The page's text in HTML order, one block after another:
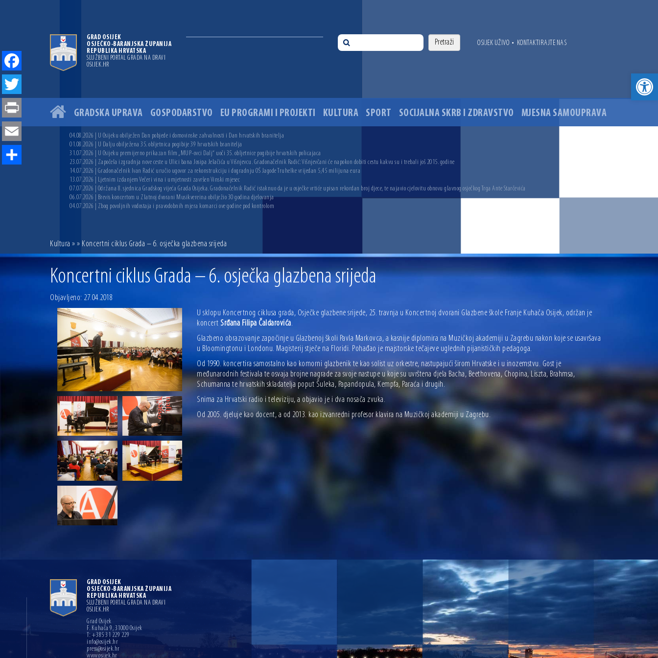
GRAD OSIJEK
OSJEČKO-BARANJSKA ŽUPANIJA
REPUBLIKA HRVATSKA
SLUŽBENI PORTAL GRADA NA DRAVI
OSIJEK.HR
OSIJEK UŽIVO • KONTAKTIRAJTE NAS
GRADSKA UPRAVA GOSPODARSTVO EU PROGRAMI I PROJEKTI KULTURA SPORT SOCIJALNA SKRB I ZDRAVSTVO MJESNA SAMOUPRAVA
04.08.2026 | U Osijeku obilježen Dan pobjede i domovinske zahvalnosti i Dan hrvatskih branitelja
01.08.2026 | U Dalju obilježena 35. obljetnica pogibije 39 hrvatskih branitelja
31.07.2026 | U Osijeku premijerno prikazan film „MUP-ovci Dalj“ uoči 35. obljetnice pogibije hrvatskih policajaca
23.07.2026 | Započela izgradnja nove ceste u Ulici bana Josipa Jelačića u Višnjevcu. Gradonačelnik Radić: Višnjevčani će napokon dobiti cestu kakvu su i trebali još 2015. godine
14.07.2026 | Gradonačelnik Ivan Radić uručio ugovor za rekonstrukciju i dogradnju OŠ Jagode Truhelke vrijedan 5,45 milijuna eura
13.07.2026 | Ljetnim izdanjem Večeri vina i umjetnosti završen Vinski mjesec
07.07.2026 | Održana 8. sjednica Gradskog vijeća Grada Osijeka. Gradonačelnik Radić istaknuo da je u osječke vrtiće upisan rekordan broj djece, te najavio cjelovitu obnovu glavnog osječkog Trga Ante Starčevića
06.07.2026 | Brevis koncertom u Zlatnoj dvorani Musikvereina obilježio 30 godina djelovanja
04.07.2026 | Zbog povoljnih vodostaja i pravodobnih mjera komarci ove godine pod kontrolom
Kultura » » Koncertni ciklus Grada – 6. osječka glazbena srijeda
Koncertni ciklus Grada – 6. osječka glazbena srijeda
Objavljeno: 27.04.2018
U sklopu Koncertnog ciklusa grada, Osječke glazbene srijede, 25. travnja u Koncertnoj dvorani Glazbene škole Franje Kuhača Osijek, održan je
koncert Srđana Filipa Čaldarovića.
Glazbeno obrazovanje započinje u Glazbenoj školi Pavla Markovca, a kasnije diplomira na Muzičkoj akademiji u Zagrebu nakon koje se usavršava
u Bloomingtonu i Londonu. Magisterij stječe na Floridi. Pohađao je majstorske tečajeve uglednih pijanističkih pedagoga.
Od 1990. koncertira samostalno kao komorni glazbenik te kao solist uz orkestre, nastupajući širom Hrvatske i u inozemstvu. Gost je
međunarodnih festivala te osvaja brojne nagrade za svoje nastupe u koje su uvrštena djela Bacha, Beethovena, Chopina, Liszta, Brahmsa,
Schumanna te hrvatskih skladatelja poput Šuleka, Papandopula, Kempfa, Paraća i drugih.
Snima za Hrvatski radio i televiziju, a objavio je i dva nosača zvuka.
Od 2005. djeluje kao docent, a od 2013. kao izvanredni profesor klavira na Muzičkoj akademiji u Zagrebu.
GRAD OSIJEK
OSJEČKO-BARANJSKA ŽUPANIJA
REPUBLIKA HRVATSKA
SLUŽBENI PORTAL GRADA NA DRAVI
OSIJEK.HR
Grad Osijek
F. Kuhača 9, 31000 Osijek
T: +385 31 229 229
info@osijek.hr
press@osijek.hr
www.osijek.hr
Facebook
Twitter
Print
Email